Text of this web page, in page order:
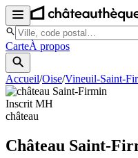
CarteÀ propos
Accueil/Oise/Vineuil-Saint-
Inscrit MH
château
Château Saint-